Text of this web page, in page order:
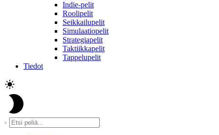
Indie-pelit
Roolipelit
Seikkailupelit
Simulaatiopelit
Strategiapelit
Taktiikkapelit
Tappelupelit
Tiedot